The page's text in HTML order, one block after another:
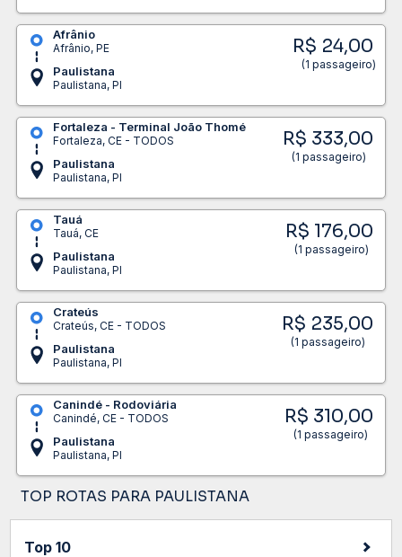
Afrânio
Afrânio, PE
Paulistana
Paulistana, PI
R$ 24,00
(1 passageiro)
Fortaleza - Terminal João Thomé
Fortaleza, CE - TODOS
Paulistana
Paulistana, PI
R$ 333,00
(1 passageiro)
Tauá
Tauá, CE
Paulistana
Paulistana, PI
R$ 176,00
(1 passageiro)
Crateús
Crateús, CE - TODOS
Paulistana
Paulistana, PI
R$ 235,00
(1 passageiro)
Canindé - Rodoviária
Canindé, CE - TODOS
Paulistana
Paulistana, PI
R$ 310,00
(1 passageiro)
TOP ROTAS PARA PAULISTANA
Top 10